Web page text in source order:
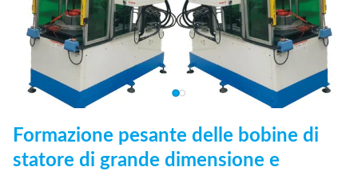
Formazione pesante delle bobine di
statore di grande dimensione e